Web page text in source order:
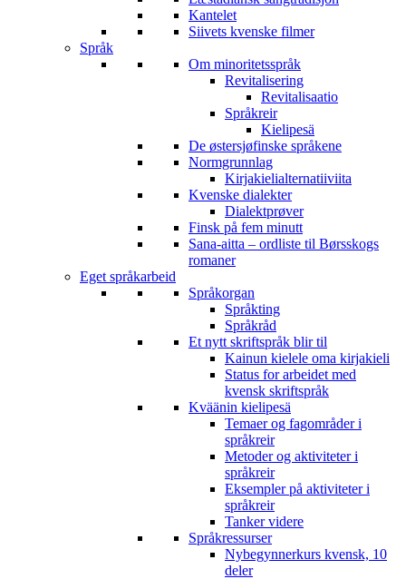
Kantelet
Siivets kvenske filmer
Språk
Om minoritetsspråk
Revitalisering
Revitalisaatio
Språkreir
Kielipesä
De østersjøfinske språkene
Normgrunnlag
Kirjakielialternatiiviita
Kvenske dialekter
Dialektprøver
Finsk på fem minutt
Sana-aitta – ordliste til Børsskogs
romaner
Eget språkarbeid
Språkorgan
Språkting
Språkråd
Et nytt skriftspråk blir til
Kainun kielele oma kirjakieli
Status for arbeidet med
kvensk skriftspråk
Kväänin kielipesä
Temaer og fagområder i
språkreir
Metoder og aktiviteter i
språkreir
Eksempler på aktiviteter i
språkreir
Tanker videre
Språkressurser
Nybegynnerkurs kvensk, 10
deler